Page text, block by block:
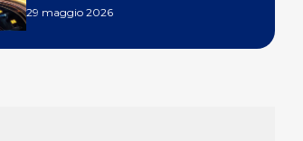
29 maggio 2026